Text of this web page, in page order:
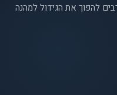
להפוך את הגידול למהנה